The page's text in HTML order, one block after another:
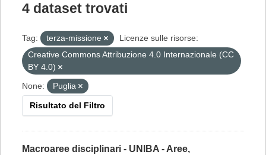
4 dataset trovati
Tag: terza-missione
Licenze sulle risorse:
Creative Commons Attribuzione 4.0 Internazionale (CC
BY 4.0)
None:
Puglia
Risultato del Filtro
Macroaree disciplinari - UNIBA - Aree,